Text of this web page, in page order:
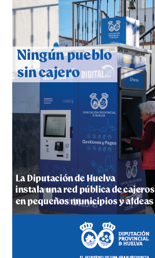
CUARTA CORRIDA DE LAS FIESTAS
2026
hace 5 días·Huelvatv
4º DÍA DE LAS FIESTAS
hace 5 días·Huelvatv